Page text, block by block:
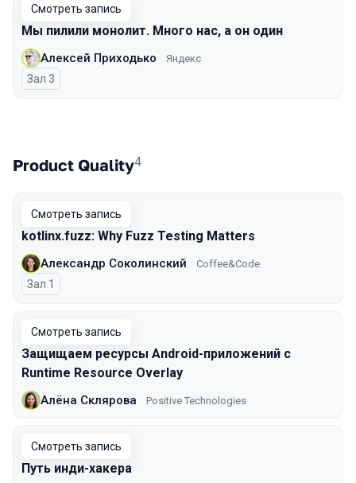
Смотреть запись
Мы пилили монолит. Много нас, а он один
Алексей Приходько Яндекс
Зал 3
Product Quality4
Смотреть запись
kotlinx.fuzz: Why Fuzz Testing Matters
Александр Соколинский Coffee&Code
Зал 1
Смотреть запись
Защищаем ресурсы Android-приложений с
Runtime Resource Overlay
Алёна Склярова Positive Technologies
Смотреть запись
Путь инди-хакера